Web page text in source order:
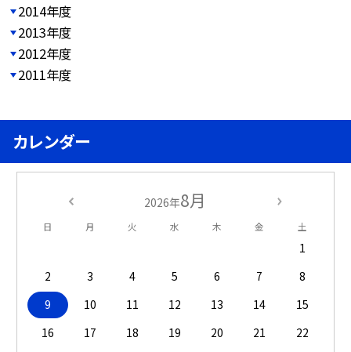
2014年度
2013年度
2012年度
2011年度
カレンダー
2026年8月
日 月 火 水 木 金 土
1
2
3 4 5 6 7
8
9
10 11 12 13 14
15
16
17 18 19 20 21
22